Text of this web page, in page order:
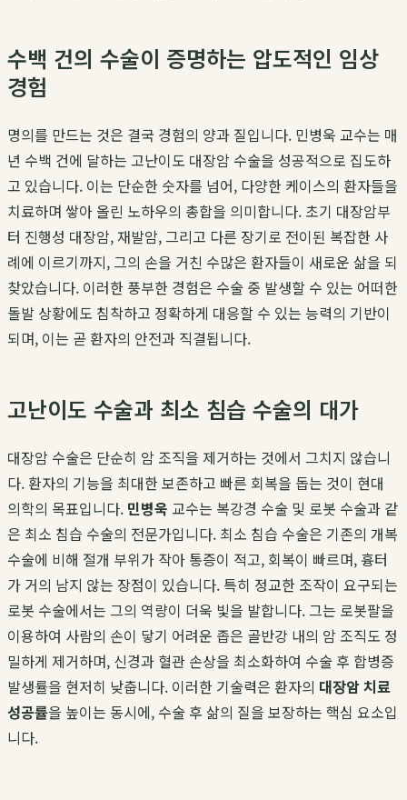
수백 건의 수술이 증명하는 압도적인 임상
경험
명의를 만드는 것은 결국 경험의 양과 질입니다. 민병욱 교수는 매
년 수백 건에 달하는 고난이도 대장암 수술을 성공적으로 집도하
고 있습니다. 이는 단순한 숫자를 넘어, 다양한 케이스의 환자들을
치료하며 쌓아 올린 노하우의 총합을 의미합니다. 초기 대장암부
터 진행성 대장암, 재발암, 그리고 다른 장기로 전이된 복잡한 사
례에 이르기까지, 그의 손을 거친 수많은 환자들이 새로운 삶을 되
찾았습니다. 이러한 풍부한 경험은 수술 중 발생할 수 있는 어떠한
돌발 상황에도 침착하고 정확하게 대응할 수 있는 능력의 기반이
되며, 이는 곧 환자의 안전과 직결됩니다.
고난이도 수술과 최소 침습 수술의 대가
대장암 수술은 단순히 암 조직을 제거하는 것에서 그치지 않습니
다. 환자의 기능을 최대한 보존하고 빠른 회복을 돕는 것이 현대
의학의 목표입니다. 민병욱 교수는 복강경 수술 및 로봇 수술과 같
은 최소 침습 수술의 전문가입니다. 최소 침습 수술은 기존의 개복
수술에 비해 절개 부위가 작아 통증이 적고, 회복이 빠르며, 흉터
가 거의 남지 않는 장점이 있습니다. 특히 정교한 조작이 요구되는
로봇 수술에서는 그의 역량이 더욱 빛을 발합니다. 그는 로봇팔을
이용하여 사람의 손이 닿기 어려운 좁은 골반강 내의 암 조직도 정
밀하게 제거하며, 신경과 혈관 손상을 최소화하여 수술 후 합병증
발생률을 현저히 낮춥니다. 이러한 기술력은 환자의 대장암 치료
성공률을 높이는 동시에, 수술 후 삶의 질을 보장하는 핵심 요소입
니다.